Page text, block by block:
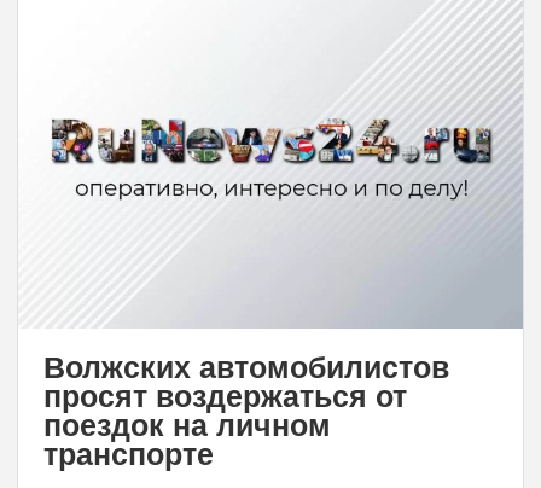
Волжских автомобилистов
просят воздержаться от
поездок на личном
транспорте